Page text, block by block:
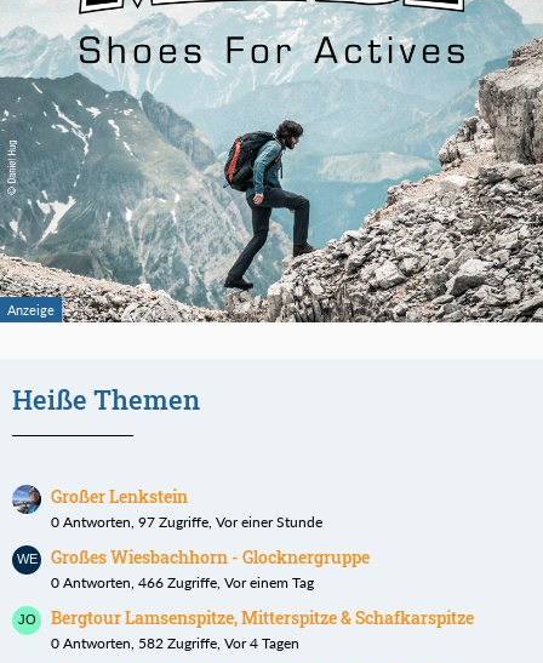
Heiße Themen
Großer Lenkstein
0 Antworten, 97 Zugriffe, Vor einer Stunde
Großes Wiesbachhorn - Glocknergruppe
0 Antworten, 466 Zugriffe, Vor einem Tag
Bergtour Lamsenspitze, Mitterspitze & Schafkarspitze
0 Antworten, 582 Zugriffe, Vor 4 Tagen